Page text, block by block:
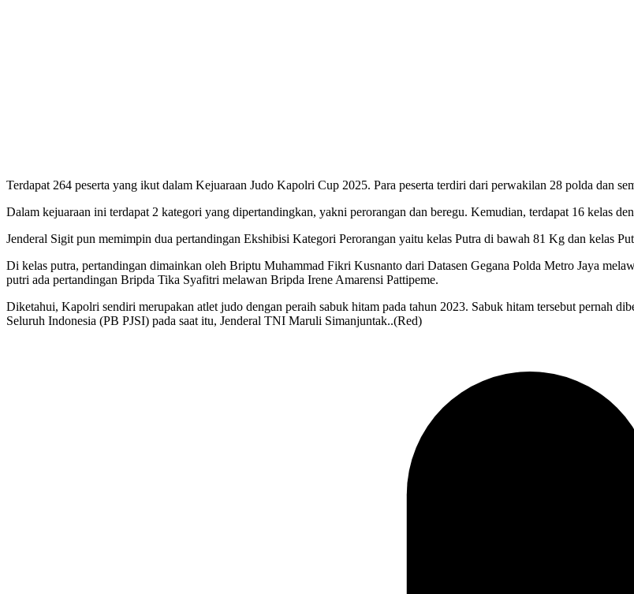
Terdapat 264 peserta yang ikut dalam Kejuaraan Judo Kapolri Cup 2025. Para peserta terdiri dari perwakilan 28 polda dan
Dalam kejuaraan ini terdapat 2 kategori yang dipertandingkan, yakni perorangan dan beregu. Kemudian, terdapat 16 kelas
Jenderal Sigit pun memimpin dua pertandingan Ekshibisi Kategori Perorangan yaitu kelas Putra di bawah 81 Kg dan kelas
Di kelas putra, pertandingan dimainkan oleh Briptu Muhammad Fikri Kusnanto dari Datasen Gegana Polda Metro Jaya
putri ada pertandingan Bripda Tika Syafitri melawan Bripda Irene Amarensi Pattipeme.
Diketahui, Kapolri sendiri merupakan atlet judo dengan peraih sabuk hitam pada tahun 2023. Sabuk hitam tersebut pernah
Seluruh Indonesia (PB PJSI) pada saat itu, Jenderal TNI Maruli Simanjuntak..(Red)